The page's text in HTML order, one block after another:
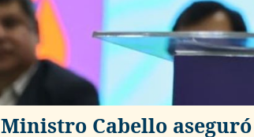
Ministro Cabello